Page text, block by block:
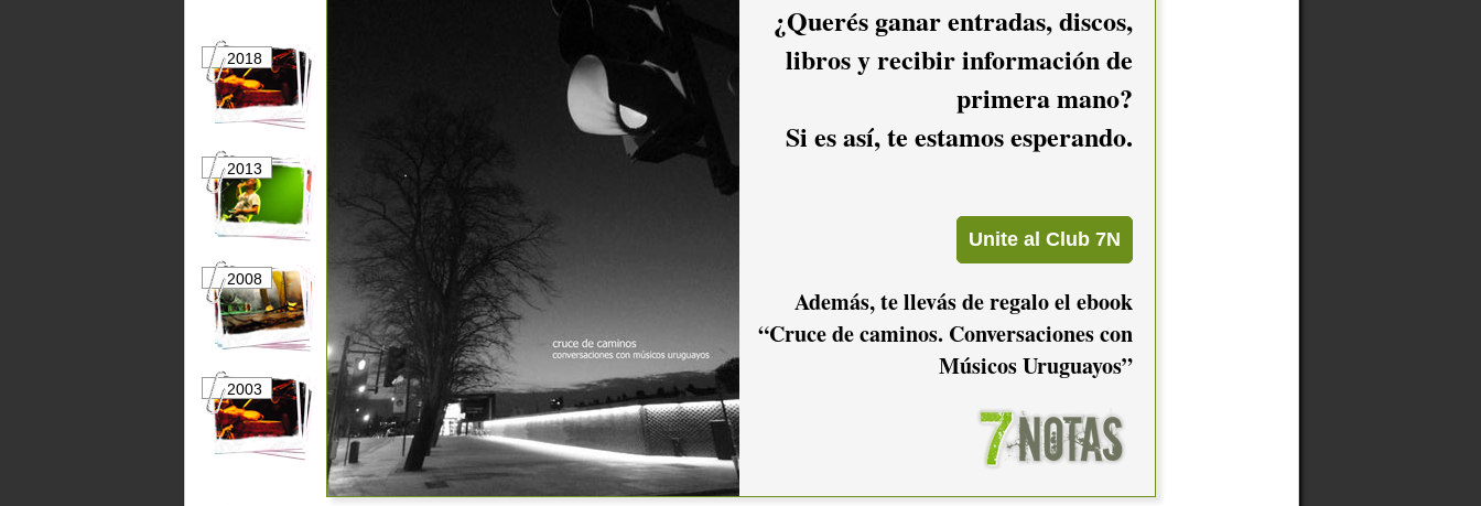
2018 2015 2014
2013 2010
2008 2007 2006
2003 2002 2001 2000
¿Querés ganar entradas, discos,
libros y recibir información de
primera mano?
Si es así, te estamos esperando.
Además, te llevás de regalo el ebook
“Cruce de caminos. Conversaciones con
Músicos Uruguayos”